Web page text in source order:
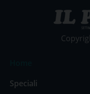
Speciali